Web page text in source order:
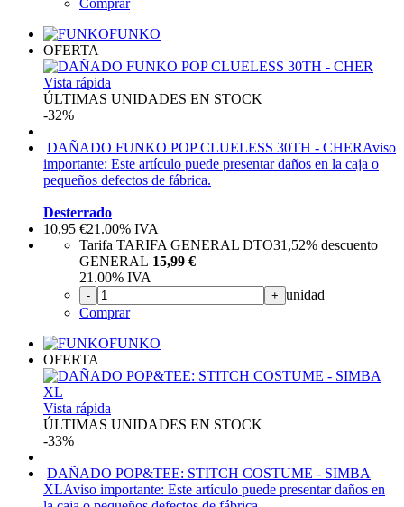
Comprar
FUNKO
OFERTA
Vista rápida
ÚLTIMAS UNIDADES EN STOCK
-32%
DAÑADO FUNKO POP CLUELESS 30TH - CHERAviso
importante: Este artículo puede presentar daños en la caja o
pequeños defectos de fábrica.
Desterrado
10,95 €21.00% IVA
Tarifa TARIFA GENERAL DTO31,52% descuento
GENERAL 15,99 €
21.00% IVA
- + unidad
Comprar
FUNKO
OFERTA
Vista rápida
ÚLTIMAS UNIDADES EN STOCK
-33%
DAÑADO POP&TEE: STITCH COSTUME - SIMBA
XLAviso importante: Este artículo puede presentar daños en